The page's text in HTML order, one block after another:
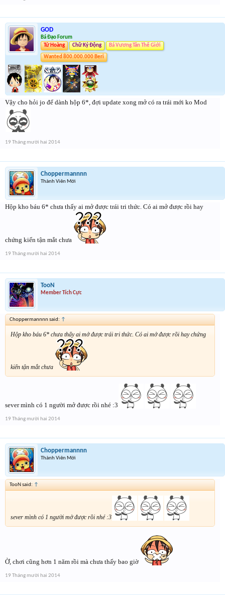
GOD
Bá Đạo Forum
Tứ Hoàng
Chữ Ký Động Bá Vương Tân Thế Giới
Wanted 800.000.000 Beri
Vậy cho hỏi jo để dành hộp 6*, đợi update xong mở có ra trái mới ko Mod
19 Tháng mười hai 2014
Choppermannnn
Thành Viên Mới
Hộp kho báu 6* chưa thấy ai mở được trái tri thức. Có ai mở được rồi hay
chứng kiến tận mắt chưa
19 Tháng mười hai 2014
TooN
Member Tích Cực
Choppermannnn said: ↑
Hộp kho báu 6* chưa thấy ai mở được trái tri thức. Có ai mở được rồi hay chứng
kiến tận mắt chưa
sever mình có 1 người mở được rồi nhé :3
19 Tháng mười hai 2014
Choppermannnn
Thành Viên Mới
TooN said: ↑
sever mình có 1 người mở được rồi nhé :3
Ờ, chơi cũng hơn 1 năm rồi mà chưa thấy bao giờ
19 Tháng mười hai 2014